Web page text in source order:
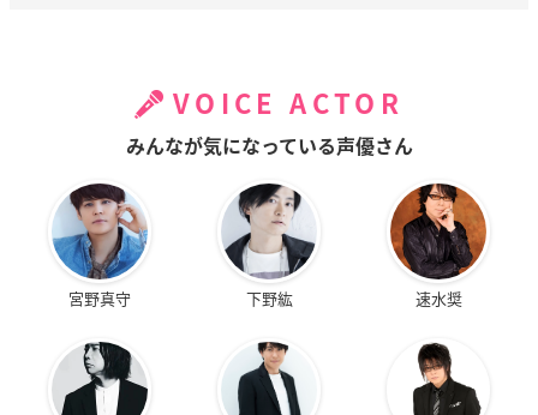
VOICE ACTOR
みんなが気になっている声優さん
宮野真守 下野紘 速水奨